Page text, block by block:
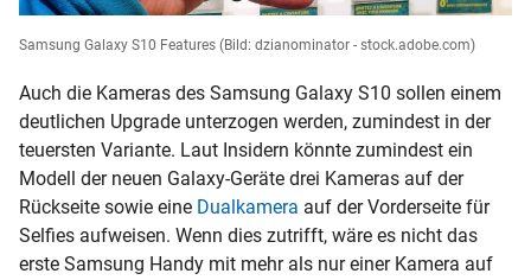
Samsung Galaxy S10 Features (Bild: dzianominator - stock.adobe.com)
Auch die Kameras des Samsung Galaxy S10 sollen einem
deutlichen Upgrade unterzogen werden, zumindest in der
teuersten Variante. Laut Insidern könnte zumindest ein
Modell der neuen Galaxy-Geräte drei Kameras auf der
Rückseite sowie eine Dualkamera auf der Vorderseite für
Selfies aufweisen. Wenn dies zutrifft, wäre es nicht das
erste Samsung Handy mit mehr als nur einer Kamera auf